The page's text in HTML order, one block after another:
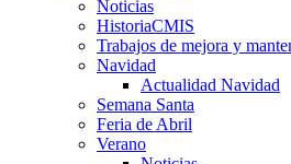
Noticias
HistoriaCMIS
Trabajos de mejora y
Navidad
Actualidad Navidad
Semana Santa
Feria de Abril
Verano